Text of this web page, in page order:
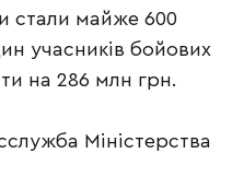
стали майже 600
учасників бойових
на 286 млн грн.
Міністерства